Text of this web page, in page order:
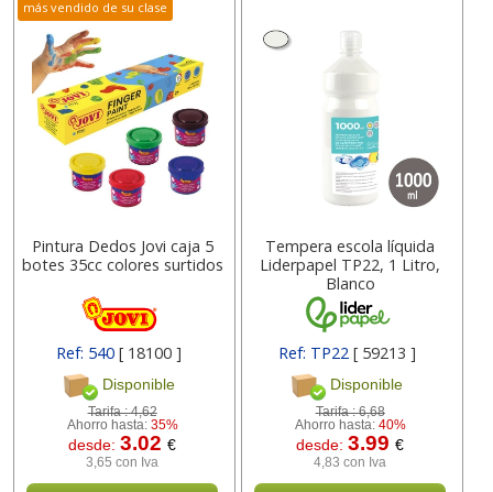
más vendido de su clase
Pintura Dedos Jovi caja 5
botes 35cc colores surtidos
Ref: 540[ 18100 ]
Disponible
Tarifa :4,62
Ahorro hasta: 35%
desde:3.02€
3,65 con Iva
Tempera escola líquida
Liderpapel TP22, 1 Litro,
Blanco
Ref: TP22 [ 59213 ]
Disponible
Tarifa :6,68
Ahorro hasta: 40%
desde:3.99€
4,83 con Iva